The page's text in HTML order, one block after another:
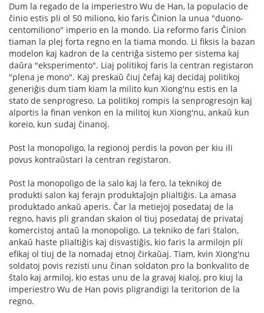
Dum la regado de la imperiestro Wu de Han, la populacio de
ĉinio estis pli ol 50 miliono, kio faris Ĉinion la unua "duono-
centomiliono" imperio en la mondo. Lia reformo faris Ĉinion
tiaman la plej forta regno en la tiama mondo. Li fiksis la bazan
modelon kaj kadron de la centriĝa sistemo per sistema kaj
daŭra "eksperimento". Liaj politikoj faris la centran registaron
"plena je mono". Kaj preskaŭ ĉiuj ĉefaj kaj decidaj politikoj
generiĝis dum tiam kiam la milito kun Xiong'nu estis en la
stato de senprogreso. La politikoj rompis la senprogresojn kaj
alportis la finan venkon en la militoj kun Xiong'nu, ankaŭ kun
koreio, kun sudaj ĉinanoj.
Post la monopoligo, la regionoj perdis la povon per kiu ili
povus kontraŭstari la centran registaron.
Post la monopoligo de la salo kaj la fero, la teknikoj de
produkti salon kaj ferajn produktaĵojn plialtiĝis. La amasa
produktado ankaŭ aperis. Ĉar la metiejoj posedataj de la
regno, havis pli grandan skalon ol tiuj posedataj de privataj
komercistoj antaŭ la monopoligo. La tekniko de fari ŝtalon,
ankaŭ haste plialtiĝis kaj disvastiĝis, kio faris la armilojn pli
efikaj ol tiuj de la nomadaj etnoj ĉirkaŭaj. Tiam, kvin Xiong'nu
soldatoj povis rezisti unu ĉinan soldaton pro la bonkvalito de
ŝtalo kaj armiloj, kio estas unu de la gravaj kialoj, pro kiuj la
imperiestro Wu de Han povis pligrandigi la teritorion de la
regno.